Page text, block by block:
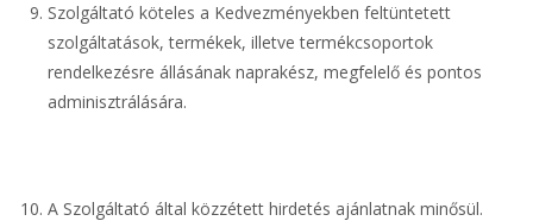
Szolgáltató köteles a Kedvezményekben feltüntetett
szolgáltatások, termékek, illetve termékcsoportok
rendelkezésre állásának naprakész, megfelelő és pontos
adminisztrálására.
A Szolgáltató által közzétett hirdetés ajánlatnak minősül.